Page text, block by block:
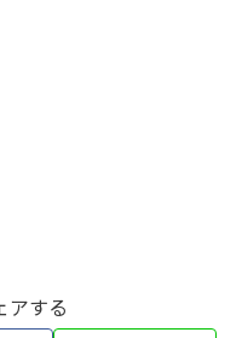
アする